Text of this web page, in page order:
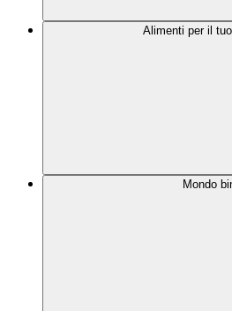
Alimenti per il
Mondo